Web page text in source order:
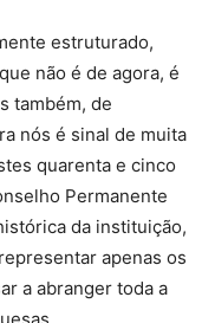
estruturado,
não é de agora, é
também, de
nós é sinal de muita
quarenta e cinco
Permanente
da instituição,
apenas os
a abranger toda a